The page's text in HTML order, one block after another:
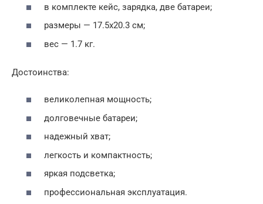
в комплекте кейс, зарядка, две батареи;
размеры — 17.5х20.3 см;
вес — 1.7 кг.
Достоинства:
великолепная мощность;
долговечные батареи;
надежный хват;
легкость и компактность;
яркая подсветка;
профессиональная эксплуатация.